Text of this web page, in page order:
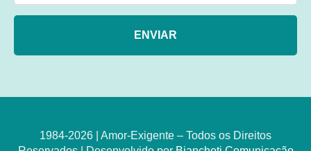
ENVIAR
1984-2026 | Amor-Exigente – Todos os Direitos